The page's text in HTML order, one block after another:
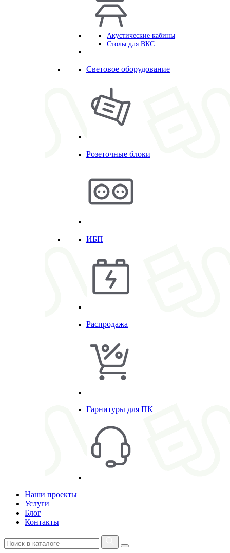
Акустические кабины
Столы для ВКС
Световое оборудование
Розеточные блоки
ИБП
Распродажа
Гарнитуры для ПК
Наши проекты
Услуги
Блог
Контакты